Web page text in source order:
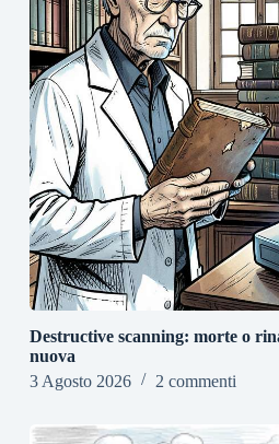
Destructive scanning: morte o
nuova
3 Agosto 2026
2 commenti